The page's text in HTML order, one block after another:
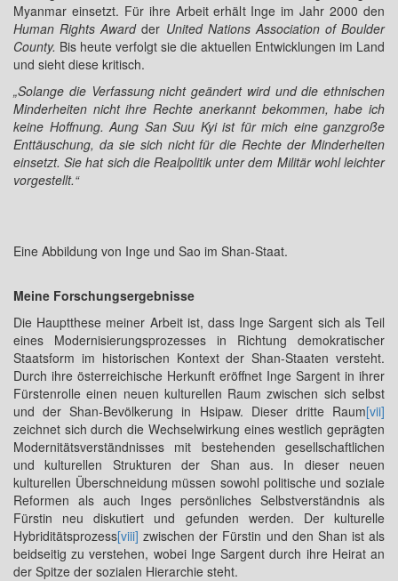
Myanmar einsetzt. Für ihre Arbeit erhält Inge im Jahr 2000 den
Human Rights Awardder United Nations Association of Boulder
County. Bis heute verfolgt sie die aktuellen Entwicklungen im Land
und sieht diese kritisch.
„Solange die Verfassung nicht geändert wird und die ethnischen
Minderheiten nicht ihre Rechte anerkannt bekommen, habe ich
keine Hoffnung. Aung San Suu Kyi ist für mich eine ganzgroße
Enttäuschung, da sie sich nicht für die Rechte der Minderheiten
einsetzt. Sie hat sich die Realpolitik unter dem Militär wohl leichter
vorgestellt.“
Eine Abbildung von Inge und Sao im Shan-Staat.
Meine Forschungsergebnisse
Die Hauptthese meiner Arbeit ist, dass Inge Sargent sich als Teil
eines Modernisierungsprozesses in Richtung demokratischer
Staatsform im historischen Kontext der Shan-Staaten versteht.
Durch ihre österreichische Herkunft eröffnet Inge Sargent in ihrer
Fürstenrolle einen neuen kulturellen Raum zwischen sich selbst
und der Shan-Bevölkerung in Hsipaw. Dieser dritte Raum[vii]
zeichnet sich durch die Wechselwirkung eines westlich geprägten
Modernitätsverständnisses mit bestehenden gesellschaftlichen
und kulturellen Strukturen der Shan aus. In dieser neuen
kulturellen Überschneidung müssen sowohl politische und soziale
Reformen als auch Inges persönliches Selbstverständnis als
Fürstin neu diskutiert und gefunden werden. Der kulturelle
Hybriditätsprozess[viii] zwischen der Fürstin und den Shan ist als
beidseitig zu verstehen, wobei Inge Sargent durch ihre Heirat an
der Spitze der sozialen Hierarchie steht.